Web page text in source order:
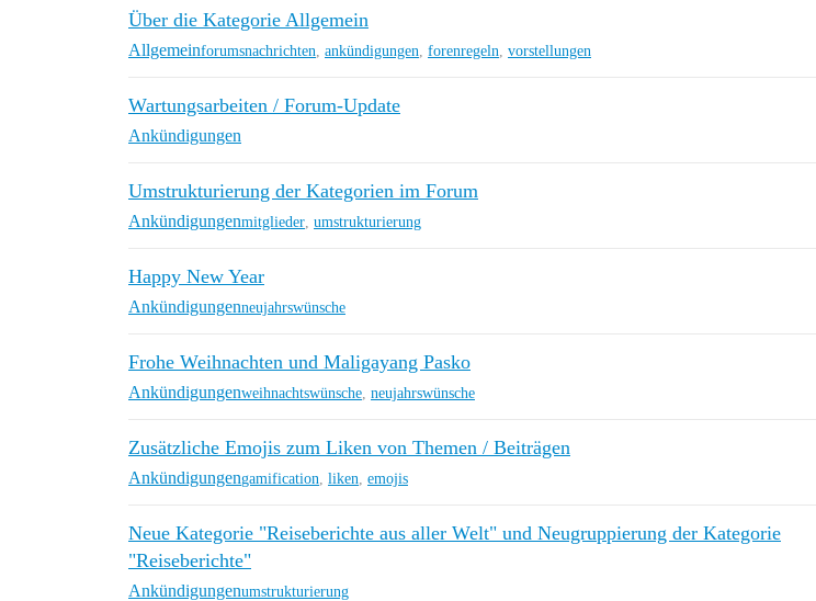
Über die Kategorie Allgemein
Allgemeinforumsnachrichten ankündigungen forenregeln vorstellungen
Wartungsarbeiten / Forum-Update
Ankündigungen
Umstrukturierung der Kategorien im Forum
Ankündigungenmitglieder umstrukturierung
Happy New Year
Ankündigungenneujahrswünsche
Frohe Weihnachten und Maligayang Pasko
Ankündigungenweihnachtswünsche neujahrswünsche
Zusätzliche Emojis zum Liken von Themen / Beiträgen
Ankündigungengamification liken emojis
Neue Kategorie "Reiseberichte aus aller Welt" und Neugruppierung der Kategorie
"Reiseberichte"
Ankündigungenumstrukturierung